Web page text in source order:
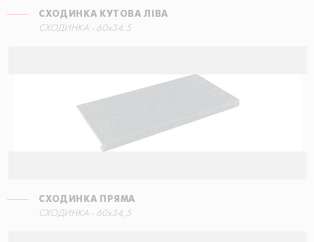
СХОДИНКА КУТОВА ЛІВА
СХОДИНКА - 60x34,5
СХОДИНКА ПРЯМА
СХОДИНКА - 60x34,5